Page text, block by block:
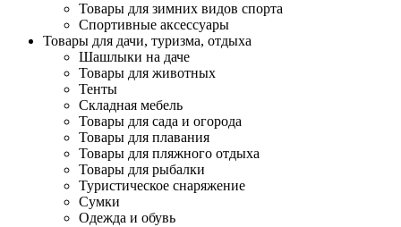
Товары для зимних видов спорта
Спортивные аксессуары
Товары для дачи, туризма, отдыха
Шашлыки на даче
Товары для животных
Тенты
Складная мебель
Товары для сада и огорода
Товары для плавания
Товары для пляжного отдыха
Товары для рыбалки
Туристическое снаряжение
Сумки
Одежда и обувь